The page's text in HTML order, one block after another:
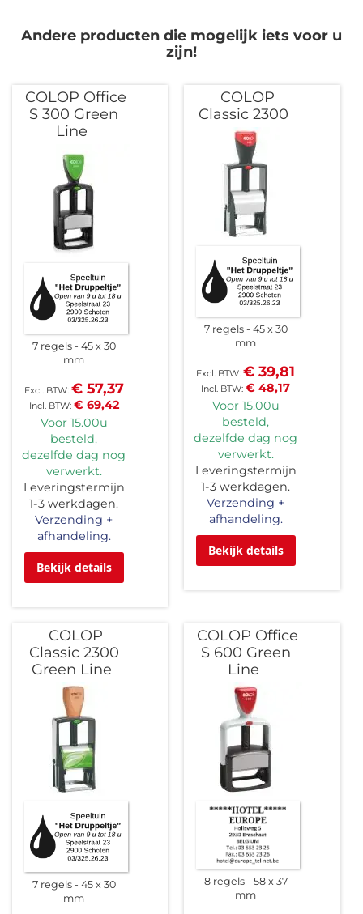
Andere producten die mogelijk iets voor u
zijn!
COLOP Office
S 300 Green
Line
7 regels
45 x 30
mm
€ 69,42
€ 57,37
Voor 15.00u
besteld,
dezelfde dag nog
verwerkt.
Leveringstermijn
1-3 werkdagen.
Verzending +
afhandeling.
Bekijk details
COLOP
Classic 2300
7 regels
45 x 30
mm
€ 48,17
€ 39,81
Voor 15.00u
besteld,
dezelfde dag nog
verwerkt.
Leveringstermijn
1-3 werkdagen.
Verzending +
afhandeling.
Bekijk details
COLOP
Classic 2300
Green Line
7 regels
45 x 30
mm
COLOP Office
S 600 Green
Line
8 regels
58 x 37
mm